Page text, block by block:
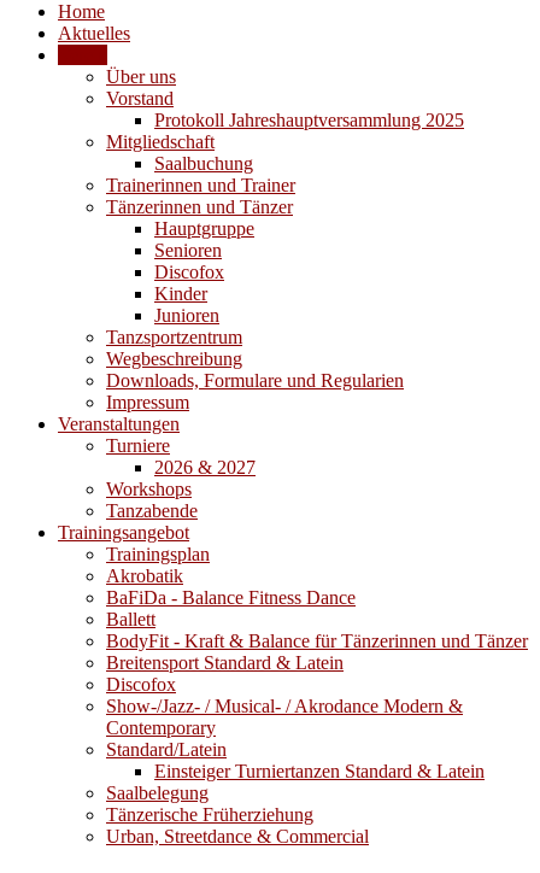
Home
Aktuelles
Über uns
Vorstand
Protokoll Jahreshauptversammlung 2025
Mitgliedschaft
Saalbuchung
Trainerinnen und Trainer
Tänzerinnen und Tänzer
Hauptgruppe
Senioren
Discofox
Kinder
Junioren
Tanzsportzentrum
Wegbeschreibung
Downloads, Formulare und Regularien
Impressum
Veranstaltungen
Turniere
2026 & 2027
Workshops
Tanzabende
Trainingsangebot
Trainingsplan
Akrobatik
BaFiDa - Balance Fitness Dance
Ballett
BodyFit - Kraft & Balance für Tänzerinnen und Tänzer
Breitensport Standard & Latein
Discofox
Show-/Jazz- / Musical- / Akrodance Modern &
Contemporary
Standard/Latein
Einsteiger Turniertanzen Standard & Latein
Saalbelegung
Tänzerische Früherziehung
Urban, Streetdance & Commercial